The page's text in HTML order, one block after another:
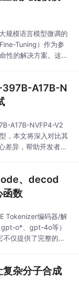
规模语言模型微调的
Tuning）作为参
性的解决方案。这个
？传统的全参数
A17B-N
A17B-NVFP4-V2
，本文将深入对比其
差异，帮助开发者选
、decod
数
Tokenizer编码器/解
o*、gpt-4o等）
仅提供了完整的功
杂分子合成